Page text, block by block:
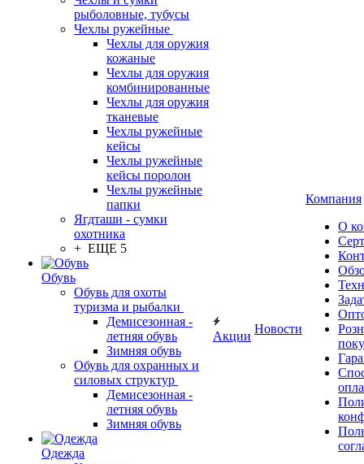
рыболовные, тубусы
Чехлы ружейные
Чехлы для оружия
кожаные
Чехлы для оружия
комбинированные
Чехлы для оружия
тканевые
Чехлы ружейные
кейсы
Чехлы ружейные
кейсы поролон
Чехлы ружейные
папки
Ягдташи - сумки
охотника
+ ЕЩЕ 5
Обувь
Обувь для охоты
туризма и рыбалки
Демисезонная -
летняя обувь
Зимняя обувь
Обувь для охранных и
силовых структур
Демисезонная -
летняя обувь
Зимняя обувь
Одежда
Акции
Новости
Компания
О